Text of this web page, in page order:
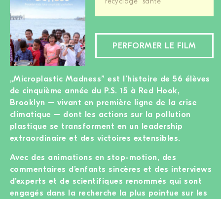
PERFORMER LE FILM
„Microplastic Madness” est l’histoire de 56 élèves
de cinquième année du P.S. 15 à Red Hook,
Brooklyn – vivant en première ligne de la crise
climatique – dont les actions sur la pollution
plastique se transforment en un leadership
extraordinaire et des victoires extensibles.
Avec des animations en stop-motion, des
commentaires d’enfants sincères et des interviews
d’experts et de scientifiques renommés qui sont
engagés dans la recherche la plus pointue sur les